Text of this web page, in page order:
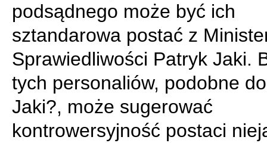
podsądnego może być ich
sztandarowa postać z
Sprawiedliwości Patryk Jaki.
tych personaliów, podobne
Jaki?, może sugerować
kontrowersyjność postaci